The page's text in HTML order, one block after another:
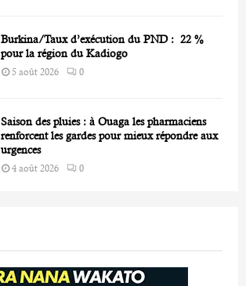
Burkina/Taux d’exécution du PND : 22 %
pour la région du Kadiogo
5 août 2026 0
Saison des pluies : à Ouaga les pharmaciens
renforcent les gardes pour mieux répondre aux
urgences
4 août 2026 0